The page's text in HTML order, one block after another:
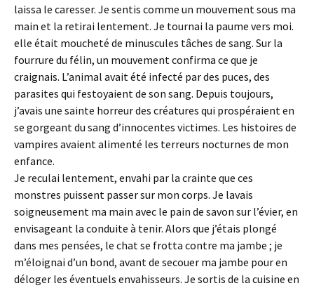
laissa le caresser. Je sentis comme un mouvement sous ma
main et la retirai lentement. Je tournai la paume vers moi.
elle était moucheté de minuscules tâches de sang. Sur la
fourrure du félin, un mouvement confirma ce que je
craignais. L’animal avait été infecté par des puces, des
parasites qui festoyaient de son sang. Depuis toujours,
j’avais une sainte horreur des créatures qui prospéraient en
se gorgeant du sang d’innocentes victimes. Les histoires de
vampires avaient alimenté les terreurs nocturnes de mon
enfance.
Je reculai lentement, envahi par la crainte que ces
monstres puissent passer sur mon corps. Je lavais
soigneusement ma main avec le pain de savon sur l’évier, en
envisageant la conduite à tenir. Alors que j’étais plongé
dans mes pensées, le chat se frotta contre ma jambe ; je
m’éloignai d’un bond, avant de secouer ma jambe pour en
déloger les éventuels envahisseurs. Je sortis de la cuisine en